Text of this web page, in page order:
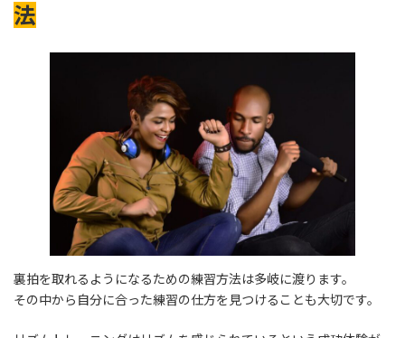
法
裏拍を取れるようになるための練習方法は多岐に渡ります。
その中から自分に合った練習の仕方を見つけることも大切です。